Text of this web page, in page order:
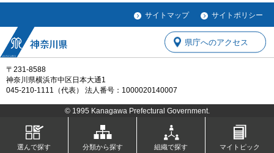
サイトマップ サイトポリシー
〒231-8588
神奈川県横浜市中区日本大通1
045-210-1111（代表） 法人番号：1000020140007
県庁へのアクセス
© 1995 Kanagawa Prefectural Government.
選んで探す 分類から探す 組織で探す マイトピック